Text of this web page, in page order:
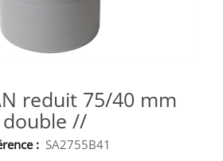
reduit 75/40 mm
double //
: SA2755B41